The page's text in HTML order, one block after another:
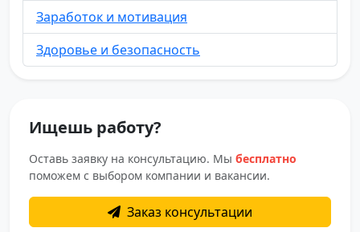
Заработок и мотивация
Здоровье и безопасность
Ищешь работу?
Оставь заявку на консультацию. Мы бесплатно
поможем с выбором компании и вакансии.
Заказ консультации